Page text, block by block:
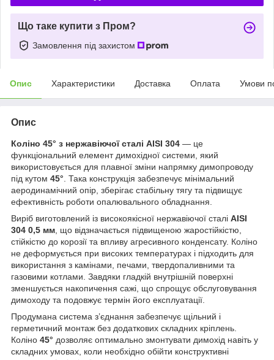
Що таке купити з Пром?
Замовлення під захистом
Опис Характеристики Доставка Оплата Умови
Опис
Коліно 45° з нержавіючої сталі AISI 304 — це
функціональний елемент димохідної системи, який
використовується для плавної зміни напрямку димопроводу
під кутом 45° . Така конструкція забезпечує мінімальний
аеродинамічний опір, зберігає стабільну тягу та підвищує
ефективність роботи опалювального обладнання.
Виріб виготовлений із високоякісної нержавіючої сталі AISI
304 0,5 мм , що відзначається підвищеною жаростійкістю,
стійкістю до корозії та впливу агресивного конденсату. Коліно
не деформується при високих температурах і підходить для
використання з камінами, печами, твердопаливними та
газовими котлами. Завдяки гладкій внутрішній поверхні
зменшується накопичення сажі, що спрощує обслуговування
димоходу та подовжує термін його експлуатації.
Продумана система з’єднання забезпечує щільний і
герметичний монтаж без додаткових складних кріплень.
Коліно 45° дозволяє оптимально змонтувати димохід навіть у
складних умовах, коли необхідно обійти конструктивні